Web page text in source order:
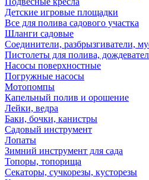
Детские игровые площадки
Все для полива садового участка
Шланги садовые
Соединители, разбрызгиватели,
Пистолеты для полива,
Насосы поверхностные
Погружные насосы
Мотопомпы
Капельный полив и орошение
Лейки, ведра
Баки, бочки, канистры
Садовый инструмент
Лопаты
Зимний инструмент для сада
Топоры, топорища
Секаторы, сучкорезы, кусторезы